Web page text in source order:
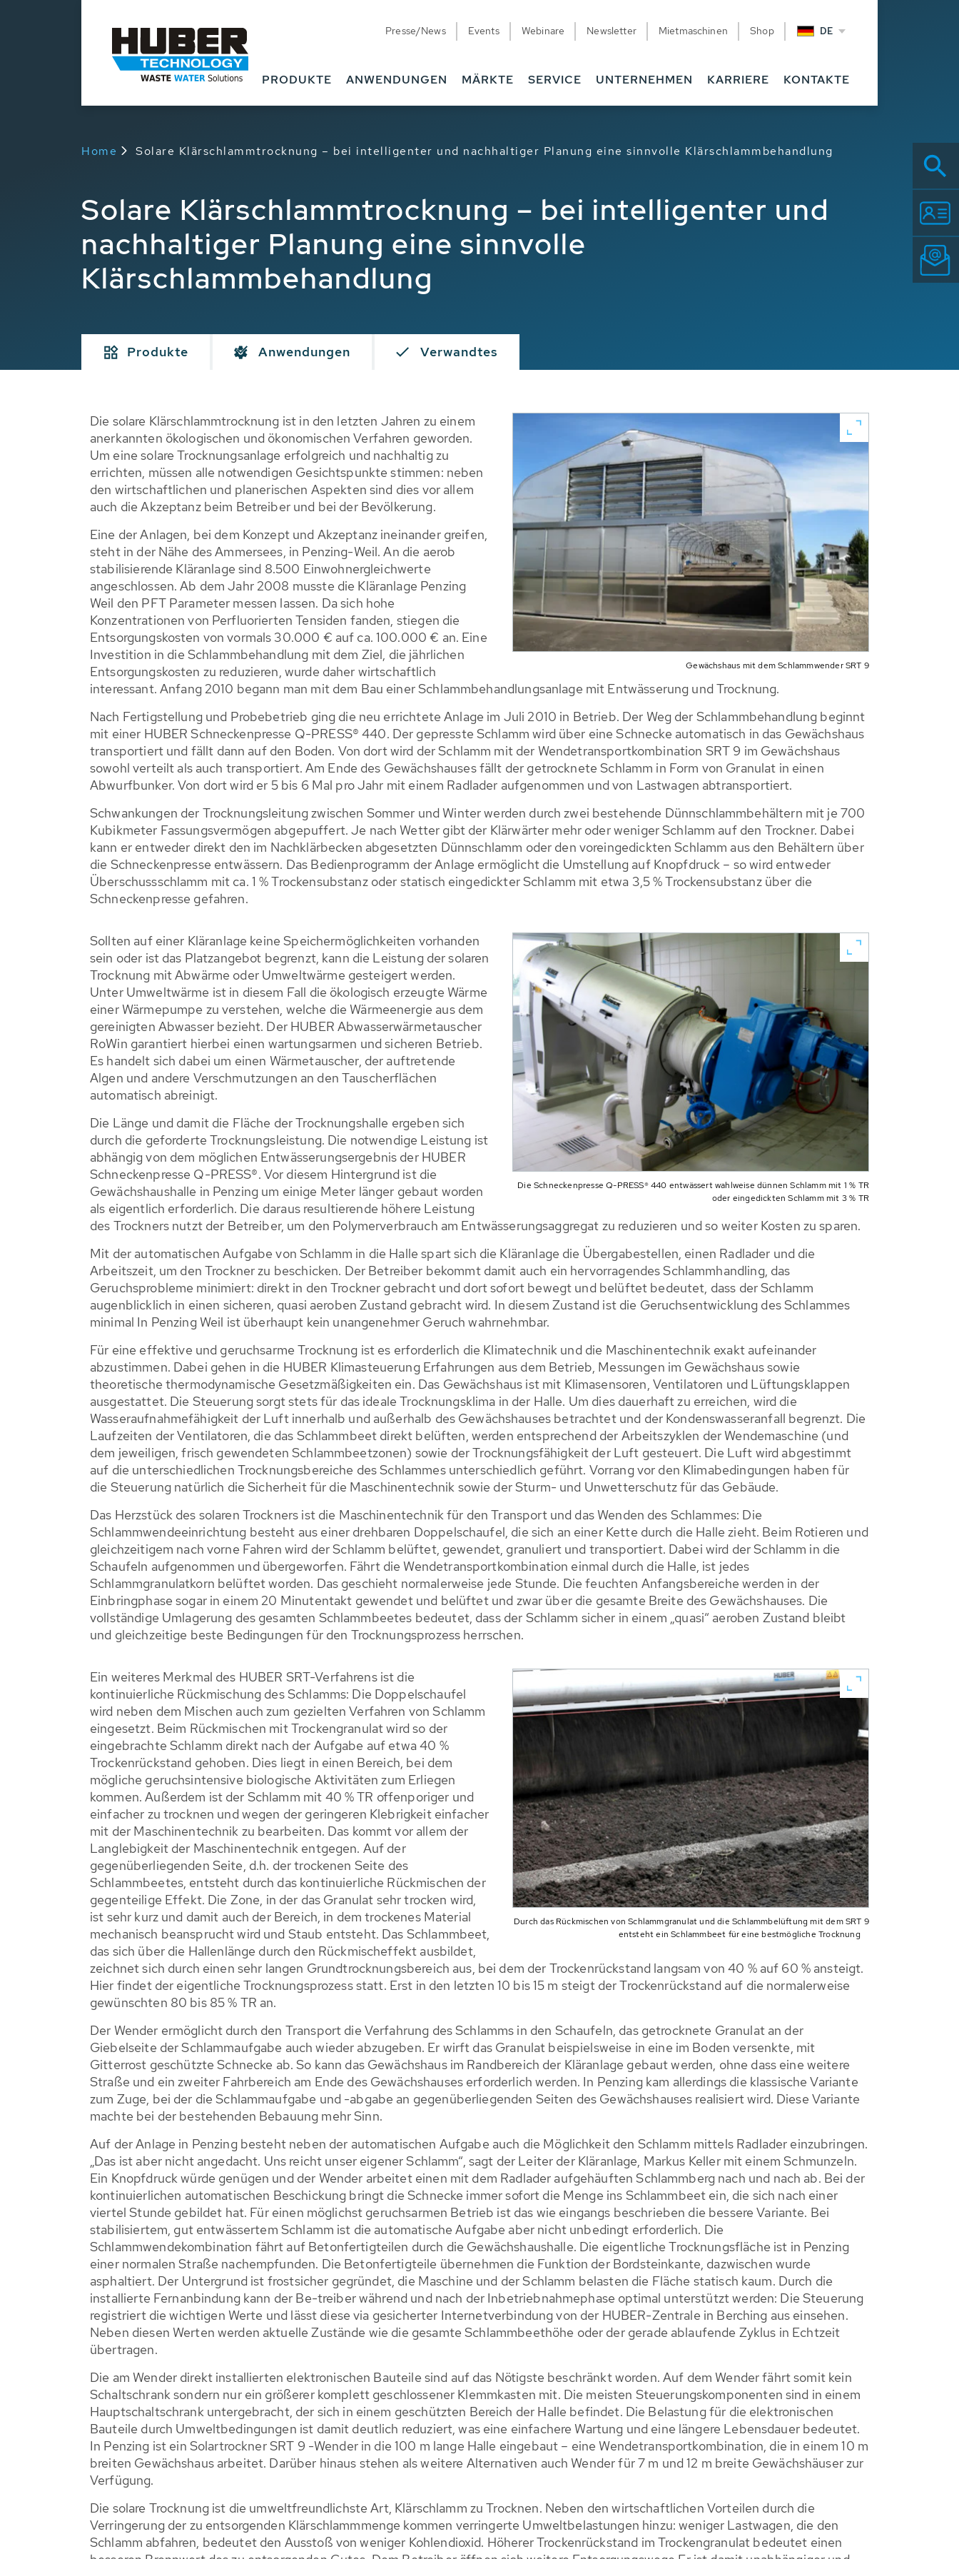
Presse/News Events Webinare Newsletter Mietmaschinen Shop DE
PRODUKTE ANWENDUNGEN MÄRKTE SERVICE UNTERNEHMEN KARRIERE KONTAKTE
Home Solare Klärschlammtrocknung – bei intelligenter und nachhaltiger Planung eine sinnvolle Klärschlammbehandlung
Solare Klärschlammtrocknung – bei intelligenter und
nachhaltiger Planung eine sinnvolle
Klärschlammbehandlung
Produkte Anwendungen Verwandtes
Gewächshaus mit dem Schlammwender SRT 9
Die solare Klärschlammtrocknung ist in den letzten Jahren zu einem
anerkannten ökologischen und ökonomischen Verfahren geworden.
Um eine solare Trocknungsanlage erfolgreich und nachhaltig zu
errichten, müssen alle notwendigen Gesichtspunkte stimmen: neben
den wirtschaftlichen und planerischen Aspekten sind dies vor allem
auch die Akzeptanz beim Betreiber und bei der Bevölkerung.
Eine der Anlagen, bei dem Konzept und Akzeptanz ineinander greifen,
steht in der Nähe des Ammersees, in Penzing-Weil. An die aerob
stabilisierende Kläranlage sind 8.500 Einwohnergleichwerte
angeschlossen. Ab dem Jahr 2008 musste die Kläranlage Penzing
Weil den PFT Parameter messen lassen. Da sich hohe
Konzentrationen von Perfluorierten Tensiden fanden, stiegen die
Entsorgungskosten von vormals 30.000 € auf ca. 100.000 € an. Eine
Investition in die Schlammbehandlung mit dem Ziel, die jährlichen
Entsorgungskosten zu reduzieren, wurde daher wirtschaftlich
interessant. Anfang 2010 begann man mit dem Bau einer Schlammbehandlungsanlage mit Entwässerung und Trocknung.
Nach Fertigstellung und Probebetrieb ging die neu errichtete Anlage im Juli 2010 in Betrieb. Der Weg der Schlammbehandlung beginnt
mit einer HUBER Schneckenpresse Q-PRESS® 440. Der gepresste Schlamm wird über eine Schnecke automatisch in das Gewächshaus
transportiert und fällt dann auf den Boden. Von dort wird der Schlamm mit der Wendetransportkombination SRT 9 im Gewächshaus
sowohl verteilt als auch transportiert. Am Ende des Gewächshauses fällt der getrocknete Schlamm in Form von Granulat in einen
Abwurfbunker. Von dort wird er 5 bis 6 Mal pro Jahr mit einem Radlader aufgenommen und von Lastwagen abtransportiert.
Schwankungen der Trocknungsleitung zwischen Sommer und Winter werden durch zwei bestehende Dünnschlammbehältern mit je 700
Kubikmeter Fassungsvermögen abgepuffert. Je nach Wetter gibt der Klärwärter mehr oder weniger Schlamm auf den Trockner. Dabei
kann er entweder direkt den im Nachklärbecken abgesetzten Dünnschlamm oder den voreingedickten Schlamm aus den Behältern über
die Schneckenpresse entwässern. Das Bedienprogramm der Anlage ermöglicht die Umstellung auf Knopfdruck – so wird entweder
Überschussschlamm mit ca. 1 % Trockensubstanz oder statisch eingedickter Schlamm mit etwa 3,5 % Trockensubstanz über die
Schneckenpresse gefahren.
Die Schneckenpresse Q-PRESS® 440 entwässert wahlweise dünnen Schlamm mit 1 % TR
oder eingedickten Schlamm mit 3 % TR
Sollten auf einer Kläranlage keine Speichermöglichkeiten vorhanden
sein oder ist das Platzangebot begrenzt, kann die Leistung der solaren
Trocknung mit Abwärme oder Umweltwärme gesteigert werden.
Unter Umweltwärme ist in diesem Fall die ökologisch erzeugte Wärme
einer Wärmepumpe zu verstehen, welche die Wärmeenergie aus dem
gereinigten Abwasser bezieht. Der HUBER Abwasserwärmetauscher
RoWin garantiert hierbei einen wartungsarmen und sicheren Betrieb.
Es handelt sich dabei um einen Wärmetauscher, der auftretende
Algen und andere Verschmutzungen an den Tauscherflächen
automatisch abreinigt.
Die Länge und damit die Fläche der Trocknungshalle ergeben sich
durch die geforderte Trocknungsleistung. Die notwendige Leistung ist
abhängig von dem möglichen Entwässerungsergebnis der HUBER
Schneckenpresse Q-PRESS®. Vor diesem Hintergrund ist die
Gewächshaushalle in Penzing um einige Meter länger gebaut worden
als eigentlich erforderlich. Die daraus resultierende höhere Leistung
des Trockners nutzt der Betreiber, um den Polymerverbrauch am Entwässerungsaggregat zu reduzieren und so weiter Kosten zu sparen.
Mit der automatischen Aufgabe von Schlamm in die Halle spart sich die Kläranlage die Übergabestellen, einen Radlader und die
Arbeitszeit, um den Trockner zu beschicken. Der Betreiber bekommt damit auch ein hervorragendes Schlammhandling, das
Geruchsprobleme minimiert: direkt in den Trockner gebracht und dort sofort bewegt und belüftet bedeutet, dass der Schlamm
augenblicklich in einen sicheren, quasi aeroben Zustand gebracht wird. In diesem Zustand ist die Geruchsentwicklung des Schlammes
minimal In Penzing Weil ist überhaupt kein unangenehmer Geruch wahrnehmbar.
Für eine effektive und geruchsarme Trocknung ist es erforderlich die Klimatechnik und die Maschinentechnik exakt aufeinander
abzustimmen. Dabei gehen in die HUBER Klimasteuerung Erfahrungen aus dem Betrieb, Messungen im Gewächshaus sowie
theoretische thermodynamische Gesetzmäßigkeiten ein. Das Gewächshaus ist mit Klimasensoren, Ventilatoren und Lüftungsklappen
ausgestattet. Die Steuerung sorgt stets für das ideale Trocknungsklima in der Halle. Um dies dauerhaft zu erreichen, wird die
Wasseraufnahmefähigkeit der Luft innerhalb und außerhalb des Gewächshauses betrachtet und der Kondenswasseranfall begrenzt. Die
Laufzeiten der Ventilatoren, die das Schlammbeet direkt belüften, werden entsprechend der Arbeitszyklen der Wendemaschine (und
dem jeweiligen, frisch gewendeten Schlammbeetzonen) sowie der Trocknungsfähigkeit der Luft gesteuert. Die Luft wird abgestimmt
auf die unterschiedlichen Trocknungsbereiche des Schlammes unterschiedlich geführt. Vorrang vor den Klimabedingungen haben für
die Steuerung natürlich die Sicherheit für die Maschinentechnik sowie der Sturm- und Unwetterschutz für das Gebäude.
Das Herzstück des solaren Trockners ist die Maschinentechnik für den Transport und das Wenden des Schlammes: Die
Schlammwendeeinrichtung besteht aus einer drehbaren Doppelschaufel, die sich an einer Kette durch die Halle zieht. Beim Rotieren und
gleichzeitigem nach vorne Fahren wird der Schlamm belüftet, gewendet, granuliert und transportiert. Dabei wird der Schlamm in die
Schaufeln aufgenommen und übergeworfen. Fährt die Wendetransportkombination einmal durch die Halle, ist jedes
Schlammgranulatkorn belüftet worden. Das geschieht normalerweise jede Stunde. Die feuchten Anfangsbereiche werden in der
Einbringphase sogar in einem 20 Minutentakt gewendet und belüftet und zwar über die gesamte Breite des Gewächshauses. Die
vollständige Umlagerung des gesamten Schlammbeetes bedeutet, dass der Schlamm sicher in einem „quasi“ aeroben Zustand bleibt
und gleichzeitige beste Bedingungen für den Trocknungsprozess herrschen.
Durch das Rückmischen von Schlammgranulat und die Schlammbelüftung mit dem SRT 9
entsteht ein Schlammbeet für eine bestmögliche Trocknung
Ein weiteres Merkmal des HUBER SRT-Verfahrens ist die
kontinuierliche Rückmischung des Schlamms: Die Doppelschaufel
wird neben dem Mischen auch zum gezielten Verfahren von Schlamm
eingesetzt. Beim Rückmischen mit Trockengranulat wird so der
eingebrachte Schlamm direkt nach der Aufgabe auf etwa 40 %
Trockenrückstand gehoben. Dies liegt in einen Bereich, bei dem
mögliche geruchsintensive biologische Aktivitäten zum Erliegen
kommen. Außerdem ist der Schlamm mit 40 % TR offenporiger und
einfacher zu trocknen und wegen der geringeren Klebrigkeit einfacher
mit der Maschinentechnik zu bearbeiten. Das kommt vor allem der
Langlebigkeit der Maschinentechnik entgegen. Auf der
gegenüberliegenden Seite, d.h. der trockenen Seite des
Schlammbeetes, entsteht durch das kontinuierliche Rückmischen der
gegenteilige Effekt. Die Zone, in der das Granulat sehr trocken wird,
ist sehr kurz und damit auch der Bereich, in dem trockenes Material
mechanisch beansprucht wird und Staub entsteht. Das Schlammbeet,
das sich über die Hallenlänge durch den Rückmischeffekt ausbildet,
zeichnet sich durch einen sehr langen Grundtrocknungsbereich aus, bei dem der Trockenrückstand langsam von 40 % auf 60 % ansteigt.
Hier findet der eigentliche Trocknungsprozess statt. Erst in den letzten 10 bis 15 m steigt der Trockenrückstand auf die normalerweise
gewünschten 80 bis 85 % TR an.
Der Wender ermöglicht durch den Transport die Verfahrung des Schlamms in den Schaufeln, das getrocknete Granulat an der
Giebelseite der Schlammaufgabe auch wieder abzugeben. Er wirft das Granulat beispielsweise in eine im Boden versenkte, mit
Gitterrost geschützte Schnecke ab. So kann das Gewächshaus im Randbereich der Kläranlage gebaut werden, ohne dass eine weitere
Straße und ein zweiter Fahrbereich am Ende des Gewächshauses erforderlich werden. In Penzing kam allerdings die klassische Variante
zum Zuge, bei der die Schlammaufgabe und -abgabe an gegenüberliegenden Seiten des Gewächshauses realisiert wird. Diese Variante
machte bei der bestehenden Bebauung mehr Sinn.
Auf der Anlage in Penzing besteht neben der automatischen Aufgabe auch die Möglichkeit den Schlamm mittels Radlader einzubringen.
„Das ist aber nicht angedacht. Uns reicht unser eigener Schlamm“, sagt der Leiter der Kläranlage, Markus Keller mit einem Schmunzeln.
Ein Knopfdruck würde genügen und der Wender arbeitet einen mit dem Radlader aufgehäuften Schlammberg nach und nach ab. Bei der
kontinuierlichen automatischen Beschickung bringt die Schnecke immer sofort die Menge ins Schlammbeet ein, die sich nach einer
viertel Stunde gebildet hat. Für einen möglichst geruchsarmen Betrieb ist das wie eingangs beschrieben die bessere Variante. Bei
stabilisiertem, gut entwässertem Schlamm ist die automatische Aufgabe aber nicht unbedingt erforderlich. Die
Schlammwendekombination fährt auf Betonfertigteilen durch die Gewächshaushalle. Die eigentliche Trocknungsfläche ist in Penzing
einer normalen Straße nachempfunden. Die Betonfertigteile übernehmen die Funktion der Bordsteinkante, dazwischen wurde
asphaltiert. Der Untergrund ist frostsicher gegründet, die Maschine und der Schlamm belasten die Fläche statisch kaum. Durch die
installierte Fernanbindung kann der Be-treiber während und nach der Inbetriebnahmephase optimal unterstützt werden: Die Steuerung
registriert die wichtigen Werte und lässt diese via gesicherter Internetverbindung von der HUBER-Zentrale in Berching aus einsehen.
Neben diesen Werten werden aktuelle Zustände wie die gesamte Schlammbeethöhe oder der gerade ablaufende Zyklus in Echtzeit
übertragen.
Die am Wender direkt installierten elektronischen Bauteile sind auf das Nötigste beschränkt worden. Auf dem Wender fährt somit kein
Schaltschrank sondern nur ein größerer komplett geschlossener Klemmkasten mit. Die meisten Steuerungskomponenten sind in einem
Hauptschaltschrank untergebracht, der sich in einem geschützten Bereich der Halle befindet. Die Belastung für die elektronischen
Bauteile durch Umweltbedingungen ist damit deutlich reduziert, was eine einfachere Wartung und eine längere Lebensdauer bedeutet.
In Penzing ist ein Solartrockner SRT 9 -Wender in die 100 m lange Halle eingebaut – eine Wendetransportkombination, die in einem 10 m
breiten Gewächshaus arbeitet. Darüber hinaus stehen als weitere Alternativen auch Wender für 7 m und 12 m breite Gewächshäuser zur
Verfügung.
Die solare Trocknung ist die umweltfreundlichste Art, Klärschlamm zu Trocknen. Neben den wirtschaftlichen Vorteilen durch die
Verringerung der zu entsorgenden Klärschlammmenge kommen verringerte Umweltbelastungen hinzu: weniger Lastwagen, die den
Schlamm abfahren, bedeutet den Ausstoß von weniger Kohlendioxid. Höherer Trockenrückstand im Trockengranulat bedeutet einen